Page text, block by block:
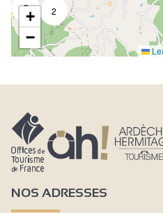
2
2
+
−
NOS ADRESSES